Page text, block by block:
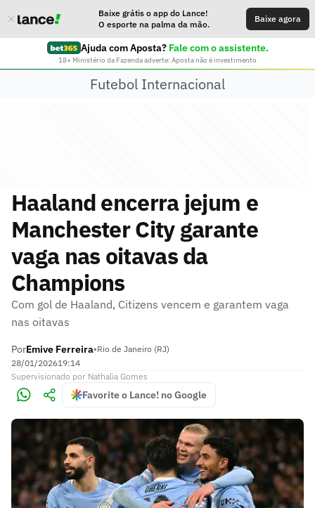
Baixe grátis o app do Lance!
O esporte na palma da mão.
Baixe agora
Ajuda com Aposta? Fale com o assistente.
18+ Ministério da Fazenda adverte: Aposta não é investimento
Futebol Internacional
Haaland encerra jejum e
Manchester City garante
vaga nas oitavas da
Champions
Com gol de Haaland, Citizens vencem e garantem vaga
nas oitavas
PorEmive Ferreira•Rio de Janeiro (RJ)
28/01/202619:14
Supervisionado por Nathalia Gomes
Favorite o Lance! no Google